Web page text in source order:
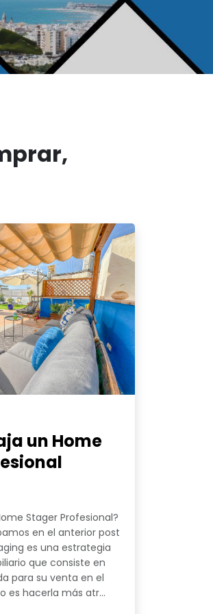
un Home
Stager Profesional?
en el anterior post
es una estrategia
que consiste en
para su venta en el
es hacerla más atr...